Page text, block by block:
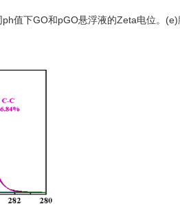
值下GO和pGO悬浮液的Zeta电位。